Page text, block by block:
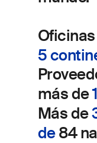
5
más de
Más de
de84